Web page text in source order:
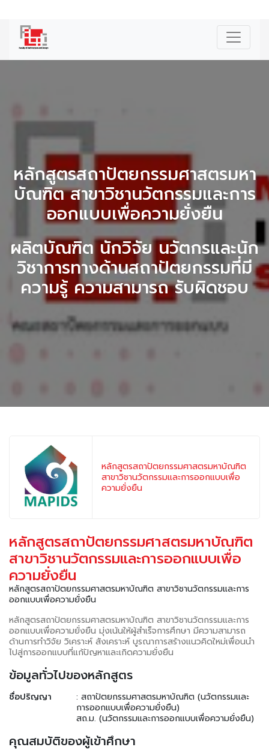
หลักสูตรสถาปัตยกรรมศาสตรมหา
บัณฑิต สาขาวิชานวัตกรรมและการ
ออกแบบเพื่อความยั่งยืน
ผลิตบัณฑิต นักวิจัย นวัตกรและนัก
วิชาการทางด้านสถาปัตยกรรมที่มี
ความรู้ ความสามารถ รับผิดชอบ
หลักสูตรสถาปัตยกรรมศาสตรมหาบัณฑิต
สาขาวิชานวัตกรรมและการออกแบบเพื่อ
ความยั่งยืน
หลักสูตรสถาปัตยกรรมศาสตรมหาบัณฑิต
สาขาวิชานวัตกรรมและการออกแบบเพื่อ
ความยั่งยืน
หลักสูตรสถาปัตยกรรมศาสตรมหาบัณฑิต สาขาวิชานวัตกรรมและการ
ออกแบบเพื่อความยั่งยืน
หลักสูตรสถาปัตยกรรมศาสตรมหาบัณฑิต สาขาวิชานวัตกรรมและการ
ออกแบบเพื่อความยั่งยืน มุ่งเน้นให้ผู้สำเร็จการศึกษา มีความสามารถ
ด้านการทำวิจัย วิเคราะห์ สังเคราะห์ บูรณาการสร้างแนวคิดใหม่เพื่อนนำ
ไปสู่การออกแบบที่แก้ปัญหาและเกิดความยั่งยืน
ข้อมูลทั่วไปของหลักสูตร
ชื่อปริญญา
: สถาปัตยกรรมศาสตรมหาบัณฑิต (นวัตกรรมและ
การออกแบบเพื่อความยั่งยืน)
สถ.ม. (นวัตกรรมและการออกแบบเพื่อความยั่งยืน)
คุณสมบัติของผู้เข้าศึกษา